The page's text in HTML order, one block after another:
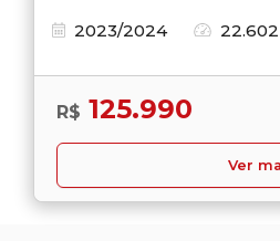
2023/2024
R$ 125.990
Ver